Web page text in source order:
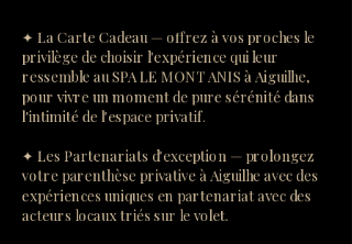
✦ La Carte Cadeau — offrez à vos proches le
privilège de choisir l'expérience qui leur
ressemble au SPA LE MONT ANIS à Aiguilhe,
pour vivre un moment de pure sérénité dans
l'intimité de l'espace privatif.
✦ Les Partenariats d'exception — prolongez
votre parenthèse privative à Aiguilhe avec des
expériences uniques en partenariat avec des
acteurs locaux triés sur le volet.